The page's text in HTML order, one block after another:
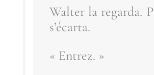
Wal­ter la regar­da.
s’écarta.
« Entrez. »